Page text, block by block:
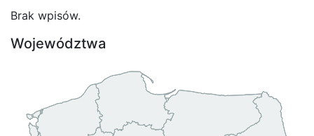
Brak wpisów.
Województwa